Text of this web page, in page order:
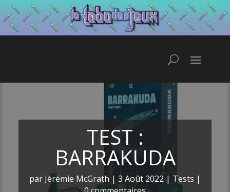
TEST :
BARRAKUDA
par Jérémie McGrath | 3 Août 2022 | Tests |